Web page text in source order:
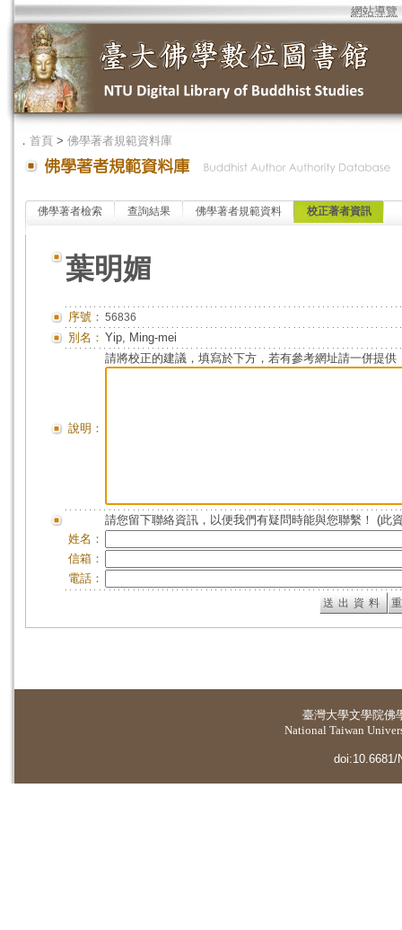
網站導覽
． 首頁 > 佛學著者規範資料庫
佛學著者檢索 查詢結果 佛學著者規範資料 校正著者資訊
葉明媚
序號： 56836
別名： Yip, Ming-mei
說明：
請將校正的建議，填寫於下方，若有參考網址請一併提供
請您留下聯絡資訊，以便我們有疑問時能與您聯繫！ (此
姓名：
信箱：
電話：
臺灣大學文學院佛
National Taiwan
doi:10.6681/